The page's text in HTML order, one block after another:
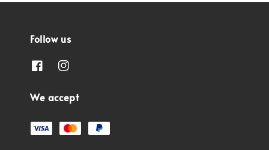
Follow us
We accept